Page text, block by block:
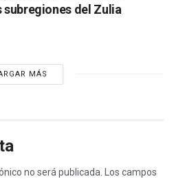
subregiones del Zulia
MÁS
no será publicada.
Los campos